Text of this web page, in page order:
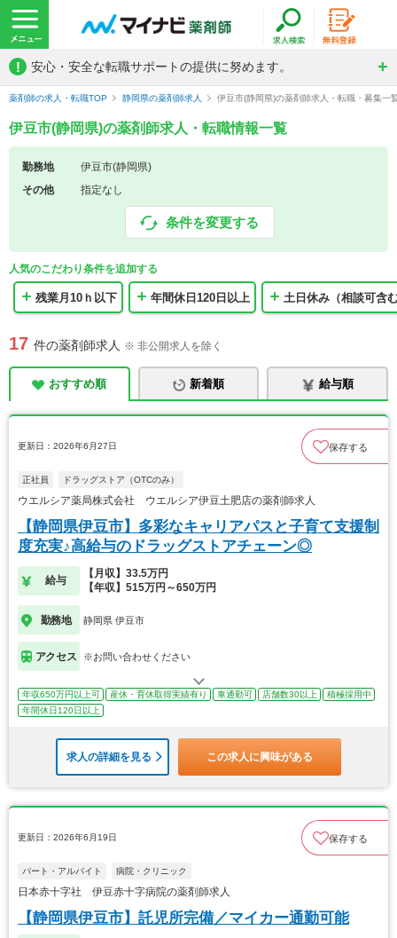
! 安心・安全な転職サポートの提供に努めます。
薬剤師の求人・転職TOP 静岡県の薬剤師求人 伊豆市(静岡県)の薬剤師求人・転職・募集一
伊豆市(静岡県)の薬剤師求人・転職情報一覧
勤務地
伊豆市(静岡県)
その他
指定なし
条件を変更する
人気のこだわり条件を追加する
残業月10ｈ以下 年間休日120日以上 土日休み（相談可含
17 件の薬剤師求人 ※ 非公開求人を除く
おすすめ順 新着順 給与順
更新日：2026年6月27日 保存する
正社員 ドラッグストア（OTCのみ）
ウエルシア薬局株式会社 ウエルシア伊豆土肥店の薬剤師求人
【静岡県伊豆市】多彩なキャリアパスと子育て支援制
度充実♪高給与のドラッグストアチェーン◎
給与
【月収】33.5万円
【年収】515万円～650万円
勤務地 静岡県 伊豆市
アクセス ※お問い合わせください
年収650万円以上可 産休・育休取得実績有り 車通勤可 店舗数30以上
積極採用中
年間休日120日以上
求人の詳細を見る この求人に興味がある
更新日：2026年6月19日 保存する
パート・アルバイト 病院・クリニック
日本赤十字社 伊豆赤十字病院の薬剤師求人
【静岡県伊豆市】託児所完備／マイカー通勤可能